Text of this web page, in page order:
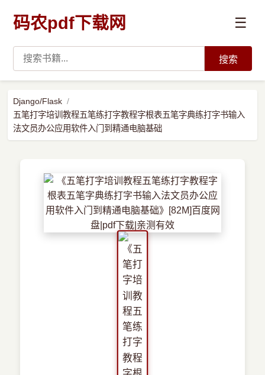
码农pdf下载网 ☰
数据科学与人工智能
搜索
Django/Flask
五笔打字培训教程五笔练打字教程字根表五笔字典练打字书输入
法文员办公应用软件入门到精通电脑基础